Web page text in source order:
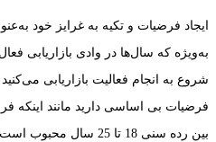
ایجاد فرضیات و تکیه به غرایز خود
به‌ویژه که سال‌ها در وادی بازاریابی
شروع به انجام فعالیت بازاریابی
فرضیات بی اساسی دارید مانند
بین رده سنی 18 تا 25